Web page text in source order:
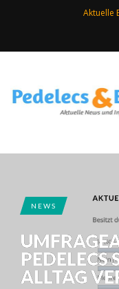
Aktuelle
NEWS
PEDELECS
ALLTAG